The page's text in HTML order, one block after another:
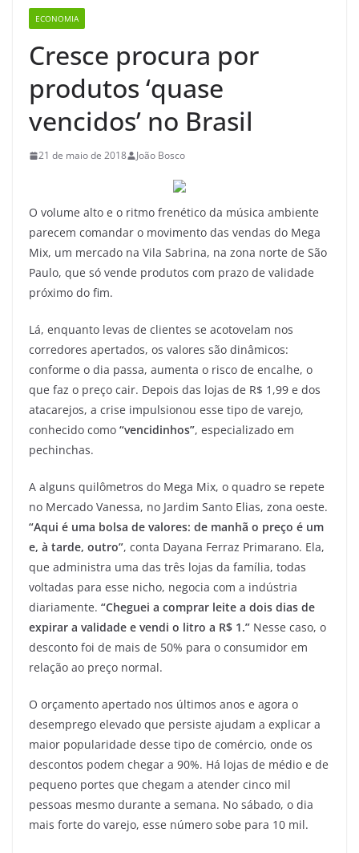
ECONOMIA
Cresce procura por
produtos ‘quase
vencidos’ no Brasil
21 de maio de 2018 João Bosco
O volume alto e o ritmo frenético da música ambiente
parecem comandar o movimento das vendas do Mega
Mix, um mercado na Vila Sabrina, na zona norte de São
Paulo, que só vende produtos com prazo de validade
próximo do fim.
Lá, enquanto levas de clientes se acotovelam nos
corredores apertados, os valores são dinâmicos:
conforme o dia passa, aumenta o risco de encalhe, o
que faz o preço cair. Depois das lojas de R$ 1,99 e dos
atacarejos, a crise impulsionou esse tipo de varejo,
conhecido como “vencidinhos”, especializado em
pechinchas.
A alguns quilômetros do Mega Mix, o quadro se repete
no Mercado Vanessa, no Jardim Santo Elias, zona oeste.
“Aqui é uma bolsa de valores: de manhã o preço é um
e, à tarde, outro”, conta Dayana Ferraz Primarano. Ela,
que administra uma das três lojas da família, todas
voltadas para esse nicho, negocia com a indústria
diariamente. “Cheguei a comprar leite a dois dias de
expirar a validade e vendi o litro a R$ 1.” Nesse caso, o
desconto foi de mais de 50% para o consumidor em
relação ao preço normal.
O orçamento apertado nos últimos anos e agora o
desemprego elevado que persiste ajudam a explicar a
maior popularidade desse tipo de comércio, onde os
descontos podem chegar a 90%. Há lojas de médio e de
pequeno portes que chegam a atender cinco mil
pessoas mesmo durante a semana. No sábado, o dia
mais forte do varejo, esse número sobe para 10 mil.